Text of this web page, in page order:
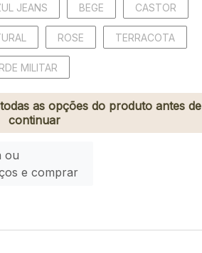
JEANS BEGE CASTOR
ROSE TERRACOTA
MILITAR
as opções do produto antes de
continuar
ou
e comprar